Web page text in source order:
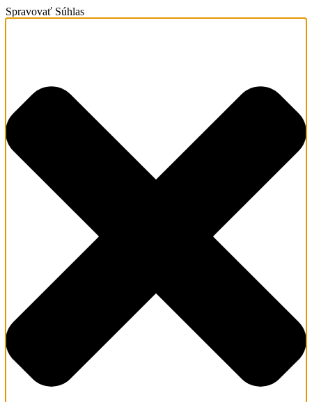
Spravovať Súhlas